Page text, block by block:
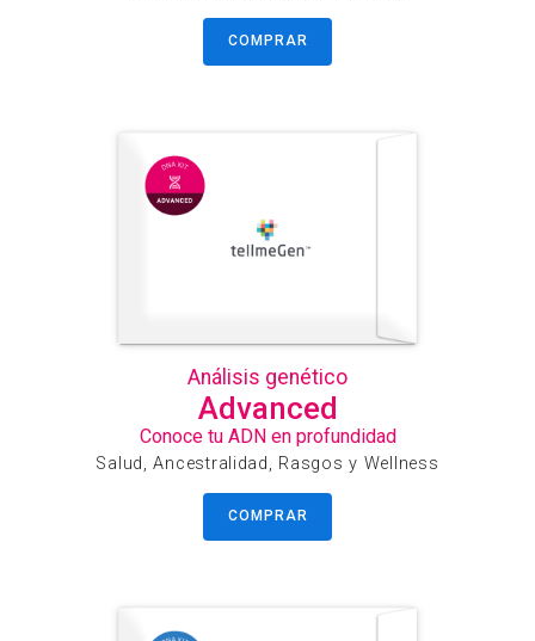
COMPRAR
Análisis genético
Advanced
Conoce tu ADN en profundidad
Salud, Ancestralidad, Rasgos y Wellness
COMPRAR